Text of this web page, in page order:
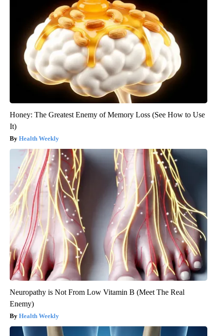
Honey: The Greatest Enemy of Memory Loss (See How to Use
It)
Health Weekly
Neuropathy is Not From Low Vitamin B (Meet The Real
Enemy)
Health Weekly